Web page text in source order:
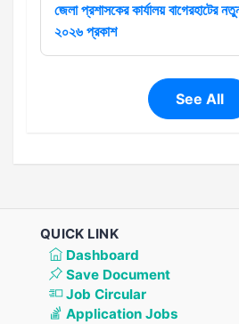
জেলা প্রশাসকের কার্যালয় বাগেরহাটের
২০২৬ প্রকাশ
See All
QUICK LINK
Dashboard
Save Document
Job Circular
Application Jobs